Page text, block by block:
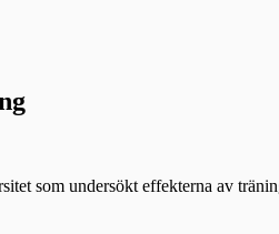
som undersökt effekterna av